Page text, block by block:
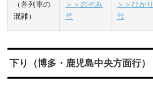
（各列車の
混雑）
＞＞のぞみ
号
＞＞ひかり
号
下り（博多・鹿児島中央方面行）